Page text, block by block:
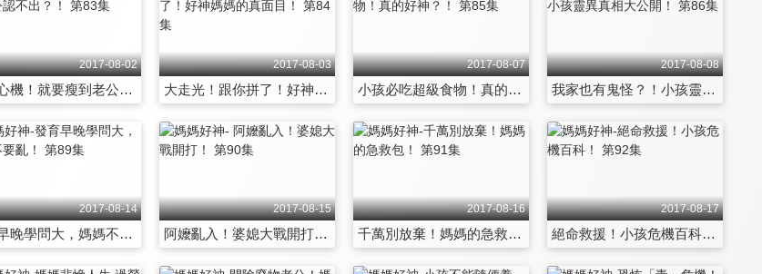
2017-08-02
媽媽心機！就要瘦到老公認不出？！ 第83集
2017-08-03
大走光！跟你拼了！好神媽媽的真面目！ 第84集
2017-08-07
小孩必吃超級食物！真的好神？！ 第85集
2017-08-08
我家也有鬼怪？！小孩靈異真相大公開！ 第86集
2017-08-14
發育早晚學問大，媽媽不要亂！ 第89集
2017-08-15
阿嬤亂入！婆媳大戰開打！ 第90集
2017-08-16
千萬別放棄！媽媽的急救包！ 第91集
2017-08-17
絕命救援！小孩危機百科！ 第92集